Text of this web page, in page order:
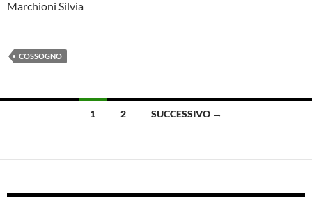
Marchioni Silvia
COSSOGNO
Navigazione
1 2 SUCCESSIVO →